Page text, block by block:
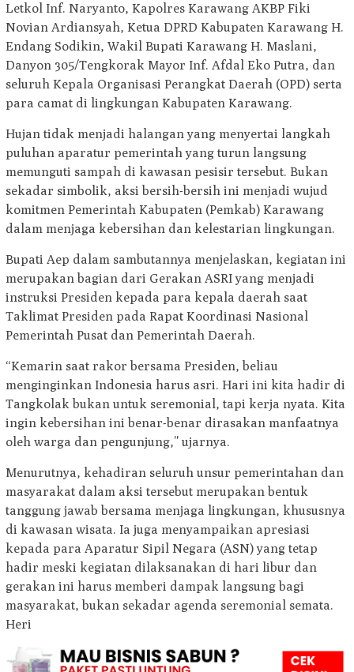
Letkol Inf. Naryanto, Kapolres Karawang AKBP Fiki
Novian Ardiansyah, Ketua DPRD Kabupaten Karawang H.
Endang Sodikin, Wakil Bupati Karawang H. Maslani,
Danyon 305/Tengkorak Mayor Inf. Afdal Eko Putra, dan
seluruh Kepala Organisasi Perangkat Daerah (OPD) serta
para camat di lingkungan Kabupaten Karawang.
Hujan tidak menjadi halangan yang menyertai langkah
puluhan aparatur pemerintah yang turun langsung
memunguti sampah di kawasan pesisir tersebut. Bukan
sekadar simbolik, aksi bersih-bersih ini menjadi wujud
komitmen Pemerintah Kabupaten (Pemkab) Karawang
dalam menjaga kebersihan dan kelestarian lingkungan.
Bupati Aep dalam sambutannya menjelaskan, kegiatan ini
merupakan bagian dari Gerakan ASRI yang menjadi
instruksi Presiden kepada para kepala daerah saat
Taklimat Presiden pada Rapat Koordinasi Nasional
Pemerintah Pusat dan Pemerintah Daerah.
“Kemarin saat rakor bersama Presiden, beliau
menginginkan Indonesia harus asri. Hari ini kita hadir di
Tangkolak bukan untuk seremonial, tapi kerja nyata. Kita
ingin kebersihan ini benar-benar dirasakan manfaatnya
oleh warga dan pengunjung,” ujarnya.
Menurutnya, kehadiran seluruh unsur pemerintahan dan
masyarakat dalam aksi tersebut merupakan bentuk
tanggung jawab bersama menjaga lingkungan, khususnya
di kawasan wisata. Ia juga menyampaikan apresiasi
kepada para Aparatur Sipil Negara (ASN) yang tetap
hadir meski kegiatan dilaksanakan di hari libur dan
gerakan ini harus memberi dampak langsung bagi
masyarakat, bukan sekadar agenda seremonial semata.
Heri